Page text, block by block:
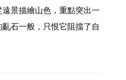
景描繪山色，重點突出一
石一般，只恨它阻擋了自